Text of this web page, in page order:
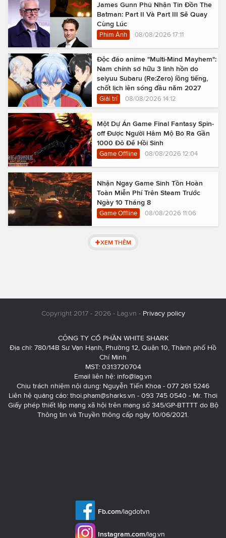
James Gunn Phủ Nhận Tin Đồn The
Batman: Part II Và Part III Sẽ Quay
Cùng Lúc
Phim Ảnh 08/08/2026 17:11
Độc đáo anime "Multi-Mind Mayhem":
Nam chính sở hữu 3 linh hồn do
seiyuu Subaru (Re:Zero) lồng tiếng,
chốt lịch lên sóng đầu năm 2027
Giải trí 08/08/2026 14:12
Một Dự Án Game Final Fantasy Spin-
off Được Người Hâm Mộ Bỏ Ra Gần
1000 Đô Để Hồi Sinh
Game Offline 08/08/2026 12:04
Nhận Ngay Game Sinh Tồn Hoàn
Toàn Miễn Phí Trên Steam Trước
Ngày 10 Tháng 8
Game Offline 08/08/2026 11:06
XEM THÊM
Copyright 2017 - 2026 - Lag.vn - Privacy policy
CÔNG TY CỔ PHẦN WHITE SHARK
Địa chỉ: 780/14B Sư Vạn Hạnh, Phường 12, Quận 10, Thành phố Hồ
Chí Minh
MST: 0313720704
Email liên hệ: info@lag.vn
Chịu trách nhiệm nội dung: Nguyễn Tiến Khoa - 077 261 5246
Liên hệ quảng cáo: thoi.pham@sharks.vn - 093 745 0540 - Mr. Thơi
Giấy phép thiết lập mạng xã hội trên mạng số 345/GP-BTTTT do Bộ
Thông tin và Truyền thông cấp ngày 10/06/2021.
Fb.com/lagdotvn
Instagram.com/lag.vn